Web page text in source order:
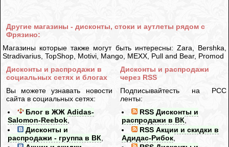
Другие магазины - дисконты, стоки и аутлеты рядом с
Фрязино:
Магазины которые также могут быть интересны: Zara, Bershka,
Stradivarius, TopShop, Motivi, Mango, MEXX, Pull and Bear, Promod
Дисконты и распродажи в
социальных сетях и блогах
Вы можете узнавать новости
сайта в социальных сетях:
Блог в ЖЖ Adidas-
Salomon-Reebok,
Дисконты и
распродажи - группа в ВК
Дисконты и распродажи
через RSS
Подписывайтесть на РСС
ленты:
RSS Дисконты и
распродажи в ВК
RSS Акции и скидки в
Адидас-Рибок